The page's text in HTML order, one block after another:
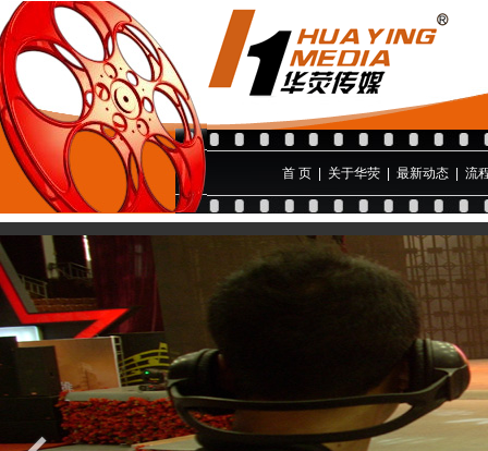
首 页| 关于华荧| 最新动态| 流